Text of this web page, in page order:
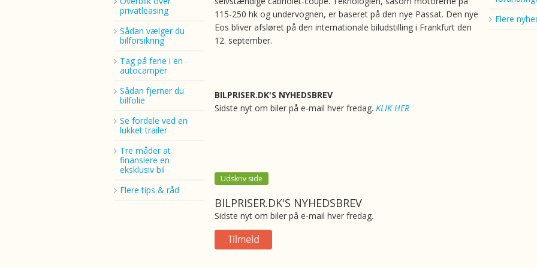
privatleasing
Sådan vælger du
bilforsikring
Tag på ferie i en
autocamper
Sådan fjerner du
bilfolie
Se fordele ved en
lukket trailer
Tre måder at
finansiere en
eksklusiv bil
Flere tips & råd
115-250 hk og undervognen, er baseret på den nye Passat. Den nye
Eos bliver afsløret på den internationale biludstilling i Frankfurt den
12. september.
BILPRISER.DK'S NYHEDSBREV
Sidste nyt om biler på e-mail hver fredag. KLIK HER
Udskriv side
BILPRISER.DK'S NYHEDSBREV
Sidste nyt om biler på e-mail hver fredag.
Flere